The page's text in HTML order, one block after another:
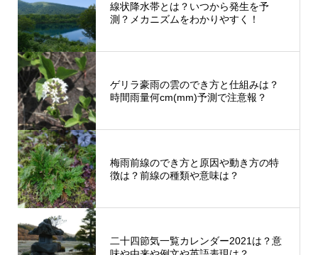
線状降水帯とは？いつから発生を予
測？メカニズムをわかりやすく！
ゲリラ豪雨の雲のでき方と仕組みは？
時間雨量何cm(mm)予測で注意報？
梅雨前線のでき方と原因や動き方の特
徴は？前線の種類や意味は？
二十四節気一覧カレンダー2021は？意